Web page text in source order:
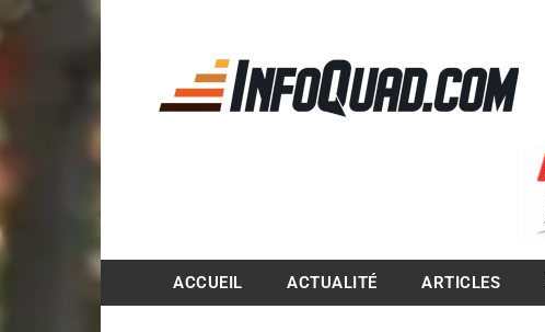
Magazine InfoQuad.com
ACCUEIL ACTUALITÉ ARTICLES